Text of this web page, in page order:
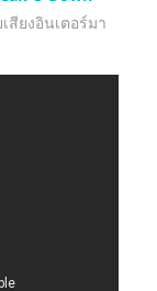
สียงอินเตอร์มา